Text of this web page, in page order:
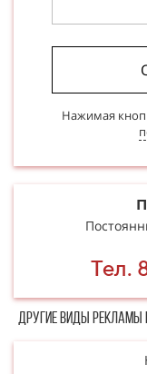
Нажимая
Тел.
Другие в​​​​иды рекламы